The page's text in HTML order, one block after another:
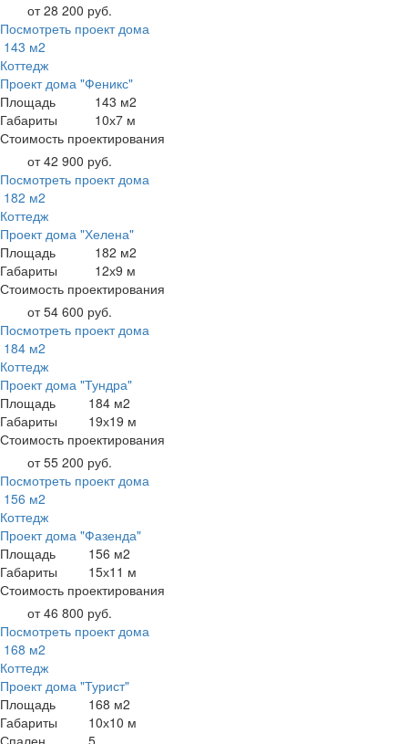
от 28 200 руб.
Посмотреть проект дома
143 м2
Коттедж
Проект дома "Феникс"
Площадь
143 м2
Габариты
10х7 м
Стоимость проектирования
от 42 900 руб.
Посмотреть проект дома
182 м2
Коттедж
Проект дома "Хелена"
Площадь
182 м2
Габариты
12х9 м
Стоимость проектирования
от 54 600 руб.
Посмотреть проект дома
184 м2
Коттедж
Проект дома "Тундра"
Площадь
184 м2
Габариты
19х19 м
Стоимость проектирования
от 55 200 руб.
Посмотреть проект дома
156 м2
Коттедж
Проект дома "Фазенда"
Площадь
156 м2
Габариты
15х11 м
Стоимость проектирования
от 46 800 руб.
Посмотреть проект дома
168 м2
Коттедж
Проект дома "Турист"
Площадь
168 м2
Габариты
10х10 м
Спален
5